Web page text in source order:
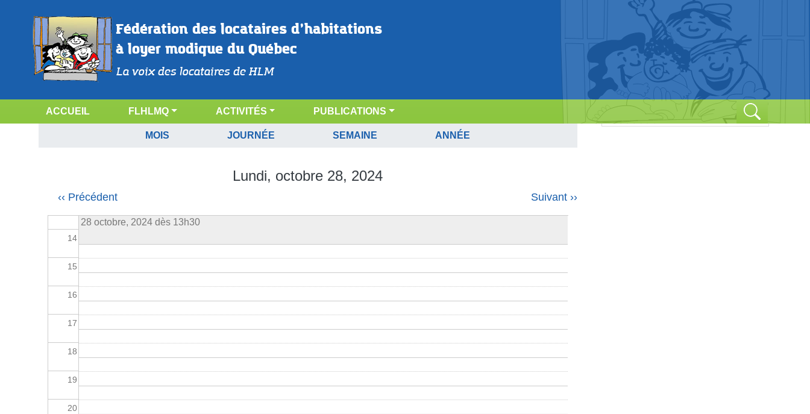
Fédération des locataires d’habitations
à loyer modique du Québec
La voix des locataires de HLM
NAVIGATION PRINCIPALE
ACCUEIL FLHLMQ ACTIVITÉS PUBLICATIONS
Calendrier
MOIS JOURNÉE SEMAINE ANNÉE
Lundi, octobre 28, 2024
Pagination
‹‹ Précédent Suivant ››
07
08
10
14
15
16
17
18
19
20
28 octobre, 2024 dès 13h30
À venir Passés